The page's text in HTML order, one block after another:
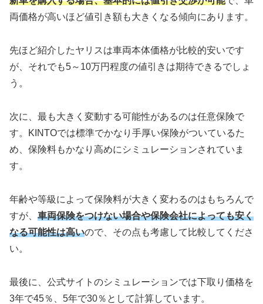
両価格が高いほど値引き額も大きくなる傾向にあります。
先ほど紹介したヤリスは車両本体価格が比較的安いです
が、それでも5～10万円程度の値引きは期待できるでしょ
う。
次に、最も大きく変動する可能性があるのは任意保険で
す。KINTOでは標準でかなり手厚い保険がついているた
め、保険料もかなり高めにシミュレーションされていま
す。
年齢や等級によって保険料が大きく変わるのはもちろんで
すが、 車両保険をつけない場合や保険会社によっても安く
なる可能性は高いので、その点も考慮して比較してくださ
い。
最後に、公式サイトのシミュレーションでは下取り価格を
3年で45％、5年で30％として計算しています。